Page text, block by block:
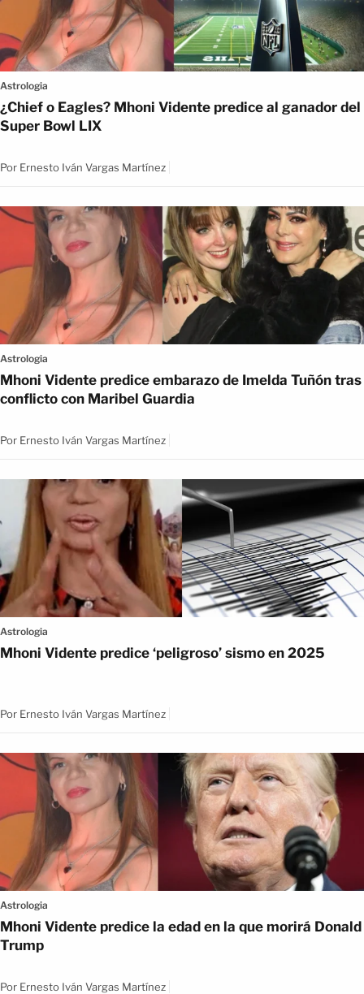
Astrologia
¿Chief o Eagles? Mhoni Vidente predice al ganador del
Super Bowl LIX
Por Ernesto Iván Vargas Martínez
Astrologia
Mhoni Vidente predice embarazo de Imelda Tuñón tras
conflicto con Maribel Guardia
Por Ernesto Iván Vargas Martínez
Astrologia
Mhoni Vidente predice ‘peligroso’ sismo en 2025
Por Ernesto Iván Vargas Martínez
Astrologia
Mhoni Vidente predice la edad en la que morirá Donald
Trump
Por Ernesto Iván Vargas Martínez